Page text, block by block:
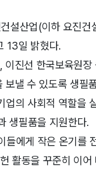
설산업(이하 요진
13일 밝혔다.
진선 한국보육원
낼 수 있도록 생필
의 사회적 역할을
생필품을 지원한다.
들에게 작은 온기를
활동을 꾸준히 이